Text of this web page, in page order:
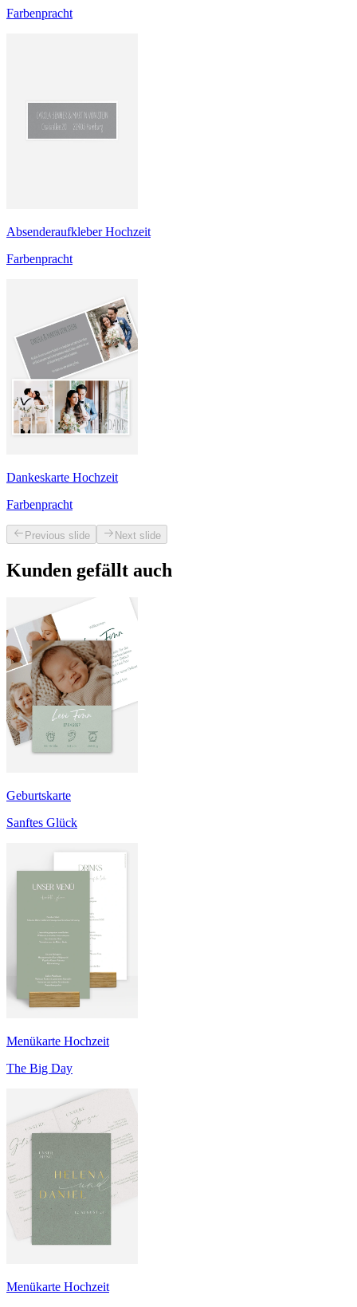
Farbenpracht
Absenderaufkleber Hochzeit
Farbenpracht
Dankeskarte Hochzeit
Farbenpracht
Previous slide Next slide
Kunden gefällt auch
Geburtskarte
Sanftes Glück
Menükarte Hochzeit
The Big Day
Menükarte Hochzeit